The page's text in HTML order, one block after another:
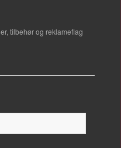
tilbehør og reklameflag